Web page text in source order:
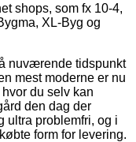
shops, som fx 10-4,
XL-Byg og
nuværende tidspunkt
mest moderne er nu
du selv kan
den dag der
ultra problemfri, og i
form for levering.